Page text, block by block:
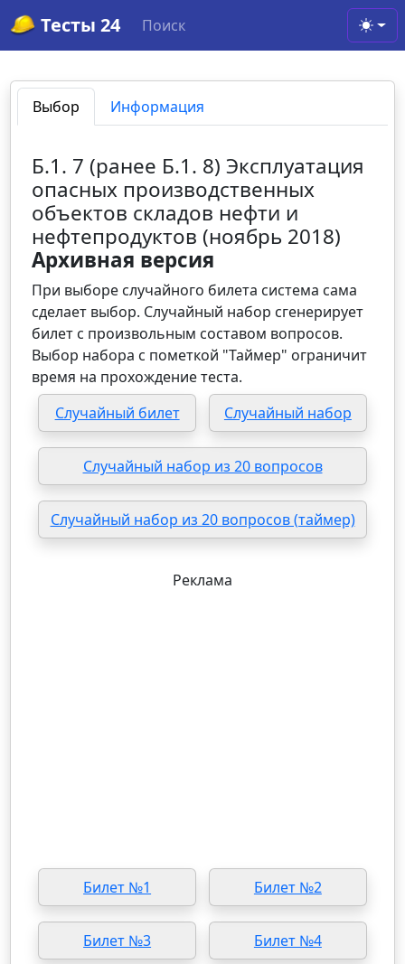
Тесты 24 Поиск
Выбор Информация
Б.1. 7 (ранее Б.1. 8) Эксплуатация
опасных производственных
объектов складов нефти и
нефтепродуктов (ноябрь 2018)
Архивная версия
При выборе случайного билета система сама
сделает выбор. Случайный набор сгенерирует
билет с произвольным составом вопросов.
Выбор набора с пометкой "Таймер" ограничит
время на прохождение теста.
Случайный билет
Случайный набор
Случайный набор из 20 вопросов
Случайный набор из 20 вопросов (таймер)
Реклама
Билет №1 Билет №2
Билет №3 Билет №4